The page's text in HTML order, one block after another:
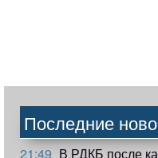
Последние
21:49 В РДКБ после